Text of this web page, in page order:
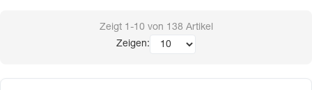
Zeigt 1-10 von 138 Artikel
Zeigen: